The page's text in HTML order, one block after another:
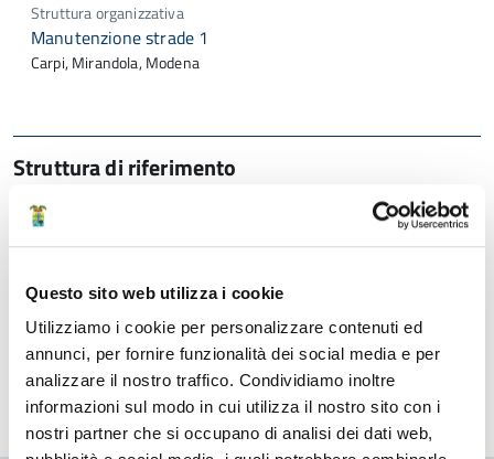
Questo sito web utilizza i cookie
Utilizziamo i cookie per personalizzare contenuti ed
annunci, per fornire funzionalità dei social media e per
analizzare il nostro traffico. Condividiamo inoltre
informazioni sul modo in cui utilizza il nostro sito con i
nostri partner che si occupano di analisi dei dati web,
Struttura organizzativa
Manutenzione strade 1
Carpi, Mirandola, Modena
Struttura di riferimento
Area Amministrativa
Servizio Urbanistica, centrale unica di
committenza e contratti
CUC e convenzioni